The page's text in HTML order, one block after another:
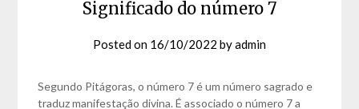
Significado do número 7
Posted on 16/10/2022 byadmin
Segundo Pitágoras, o número 7 é um número sagrado e
traduz manifestação divina. É associado o número 7 a